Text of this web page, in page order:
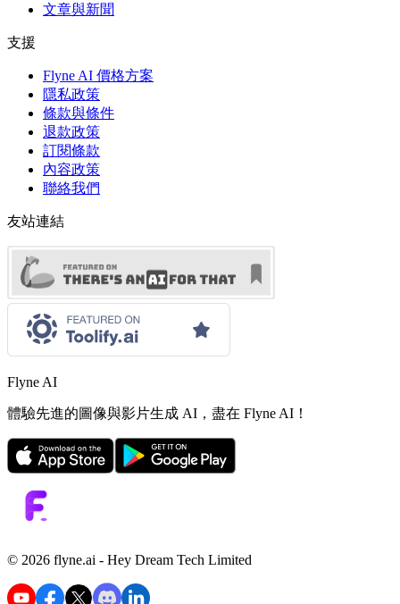
文章與新聞
支援
Flyne AI 價格方案
隱私政策
條款與條件
退款政策
訂閱條款
內容政策
聯絡我們
友站連結
Flyne AI
體驗先進的圖像與影片生成 AI，盡在 Flyne AI！
©️ 2026 flyne.ai - Hey Dream Tech Limited